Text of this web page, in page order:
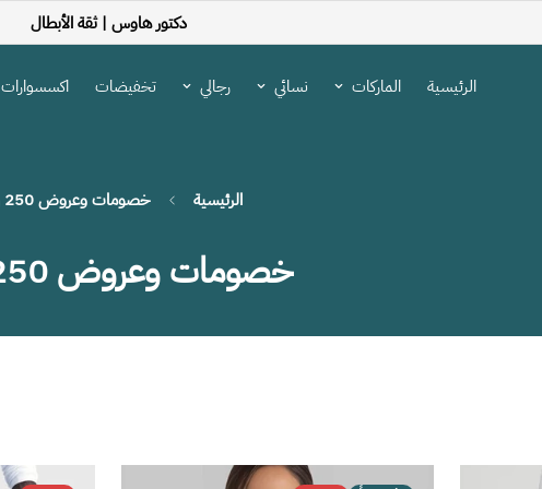
دكتور هاوس |ثقة الأبطال
الرئيسية الماركات نسائي رجالي تخفيضات اكسسوارات
الرئيسية خصومات وعروض 250 ريال
خصومات وعروض 250 ريال